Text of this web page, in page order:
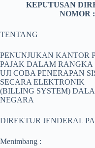
KEPUTUSAN
NOMOR :
TENTANG
PENUNJUKAN KANTOR
PAJAK DALAM RANGKA
UJI COBA PENERAPAN
SECARA ELEKTRONIK
(BILLING SYSTEM)
NEGARA
DIREKTUR JENDERAL
Menimbang :